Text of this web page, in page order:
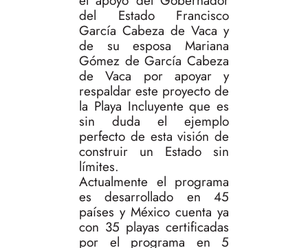
del Estado Francisco
García Cabeza de Vaca y
de su esposa Mariana
Gómez de García Cabeza
de Vaca por apoyar y
respaldar este proyecto de
la Playa Incluyente que es
sin duda el ejemplo
perfecto de esta visión de
construir un Estado sin
límites.
Actualmente el programa
es desarrollado en 45
países y México cuenta ya
con 35 playas certificadas
por el programa en 5